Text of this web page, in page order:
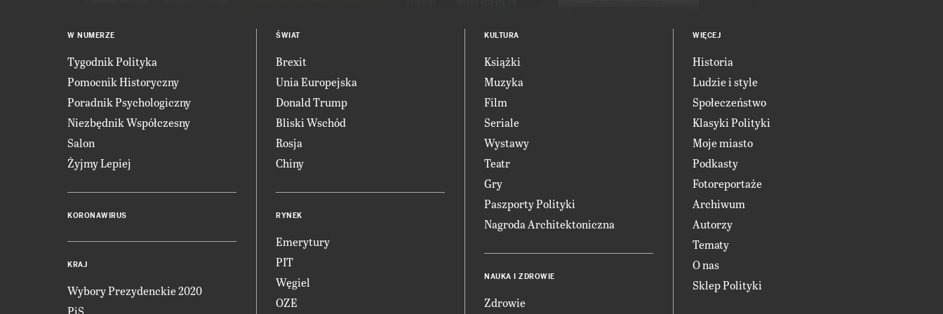
W NUMERZE
Tygodnik Polityka
Pomocnik Historyczny
Poradnik Psychologiczny
Niezbędnik Współczesny
Salon
Żyjmy Lepiej
KORONAWIRUS
KRAJ
Wybory Prezydenckie 2020
ŚWIAT
Brexit
Unia Europejska
Donald Trump
Bliski Wschód
Rosja
Chiny
RYNEK
Emerytury
PIT
Węgiel
OZE
KULTURA
Książki
Muzyka
Film
Seriale
Wystawy
Teatr
Gry
Paszporty Polityki
Nagroda Architektoniczna
NAUKA I ZDROWIE
Zdrowie
WIĘCEJ
Historia
Ludzie i style
Społeczeństwo
Klasyki Polityki
Moje miasto
Podkasty
Fotoreportaże
Archiwum
Autorzy
Tematy
O nas
Sklep Polityki